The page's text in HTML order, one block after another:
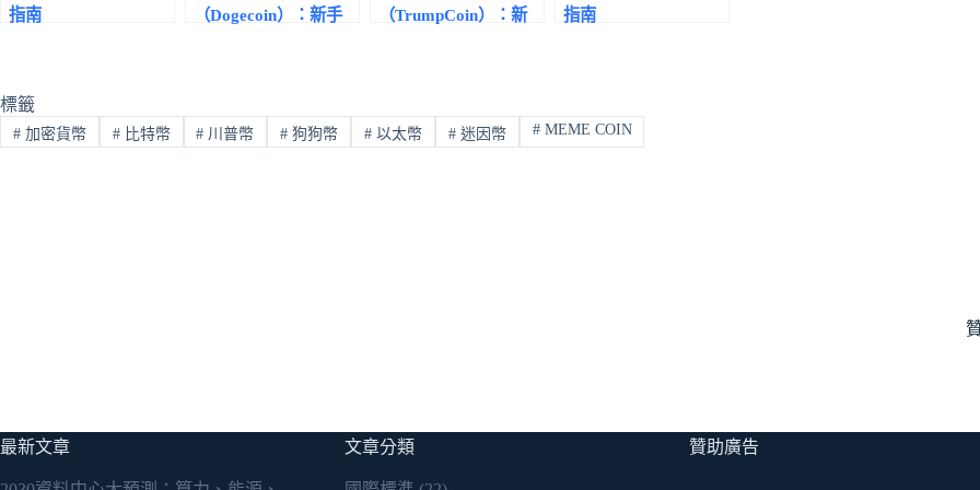
指南
（Dogecoin）：新手
（TrumpCoin）：新
指南
標籤
#加密貨幣 #比特幣 # 川普幣 # 狗狗幣 # 以太幣 #迷因幣 #MEME COIN
最新文章 文章分類 贊助廣告